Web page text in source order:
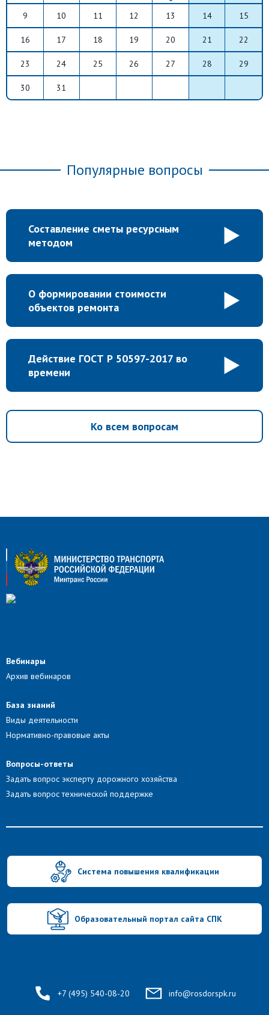
9 10 11 12 13 14 15
16 17 18 19 20 21 22
23 24 25 26 27 28 29
30 31
Популярные вопросы
Составление сметы ресурсным
методом
О формировании стоимости
объектов ремонта
Действие ГОСТ Р 50597-2017 во
времени
Ко всем вопросам
Вебинары
Архив вебинаров
База знаний
Виды деятельности
Нормативно-правовые акты
Вопросы-ответы
Задать вопрос эксперту дорожного хозяйства
Задать вопрос технической поддержке
Система повышения квалификации
Образовательный портал сайта СПК
+7 (495) 540-08-20 info@rosdorspk.ru